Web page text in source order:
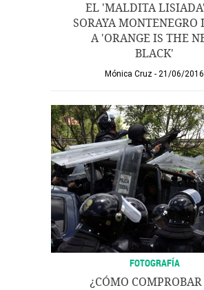
EL 'MALDITA
SORAYA MONTENEGRO
A 'ORANGE IS THE
BLACK'
Mónica Cruz 21/06/2016
FOTOGRAFÍA
¿CÓMO